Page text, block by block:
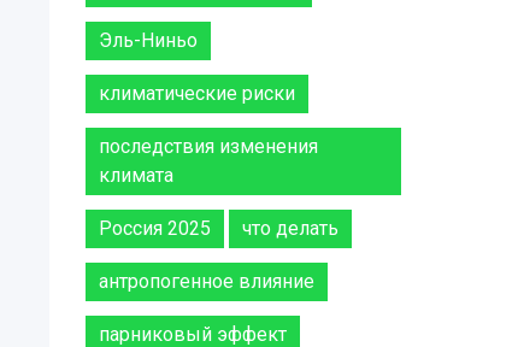
Эль-Ниньо
климатические риски
последствия изменения
климата
Россия 2025 что делать
антропогенное влияние
парниковый эффект